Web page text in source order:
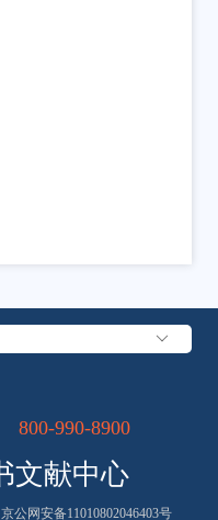
800-990-8900
文献中心
京公网安备11010802046403号